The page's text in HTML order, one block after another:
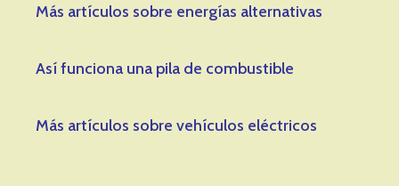
Más artículos sobre energías alternativas
Así funciona una pila de combustible
Más artículos sobre vehículos eléctricos